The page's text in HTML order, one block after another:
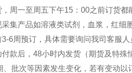
周一至周五下午15：00之前订货都
集产品如溶液类试剂，血浆，红细
6周预订，具体需要询问我司客服人
款后，48小时内发货（期货及特殊
批次等因素发生变化，若有变动以